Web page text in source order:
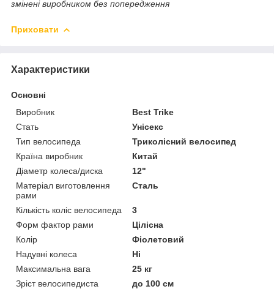
змінені виробником без попередження
Приховати
Характеристики
Основні
Виробник
Best Trike
Стать
Унісекс
Тип велосипеда
Триколісний велосипед
Країна виробник
Китай
Діаметр колеса/диска
12"
Матеріал виготовлення
рами
Сталь
Кількість коліс велосипеда
3
Форм фактор рами
Цілісна
Колір
Фіолетовий
Надувні колеса
Ні
Максимальна вага
25 кг
Зріст велосипедиста
до 100 см